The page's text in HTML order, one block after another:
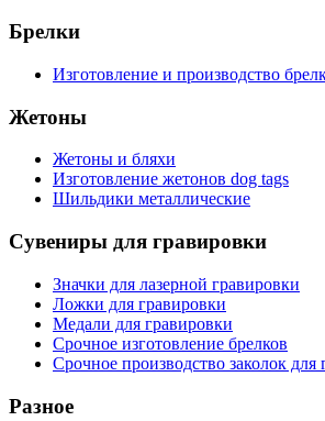
Брелки
Изготовление и производство
Жетоны
Жетоны и бляхи
Изготовление жетонов dog tags
Шильдики металлические
Сувениры для гравировки
Значки для лазерной гравировки
Ложки для гравировки
Медали для гравировки
Срочное изготовление брелков
Срочное производство заколок для
Разное